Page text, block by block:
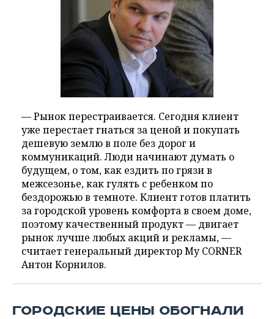
— Рынок перестраивается. Сегодня клиент
уже перестает гнаться за ценой и покупать
дешевую землю в поле без дорог и
коммуникаций. Люди начинают думать о
будущем, о том, как ездить по грязи в
межсезонье, как гулять с ребенком по
бездорожью в темноте. Клиент готов платить
за городской уровень комфорта в своем доме,
поэтому качественный продукт — двигает
рынок лучше любых акций и рекламы, —
считает генеральный директор My CORNER
Антон Корнилов.
ГОРОДСКИЕ ЦЕНЫ ОБОГНАЛИ